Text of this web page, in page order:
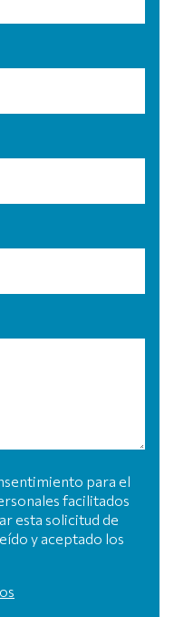
para el
facilitados
esta solicitud de
y aceptado los